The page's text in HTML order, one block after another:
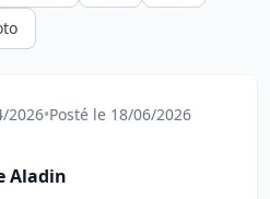
2026•Posté le 18/06/2026
Aladin